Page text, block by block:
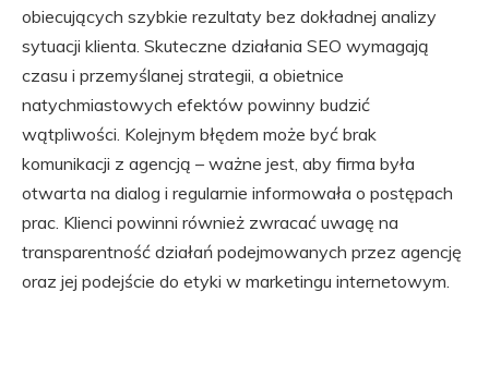
obiecujących szybkie rezultaty bez dokładnej analizy
sytuacji klienta. Skuteczne działania SEO wymagają
czasu i przemyślanej strategii, a obietnice
natychmiastowych efektów powinny budzić
wątpliwości. Kolejnym błędem może być brak
komunikacji z agencją – ważne jest, aby firma była
otwarta na dialog i regularnie informowała o postępach
prac. Klienci powinni również zwracać uwagę na
transparentność działań podejmowanych przez agencję
oraz jej podejście do etyki w marketingu internetowym.